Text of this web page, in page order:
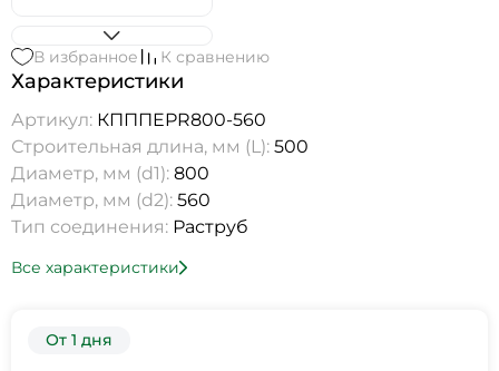
В избранное К сравнению
Характеристики
Артикул: КПППEPR800-560
Строительная длина, мм (L): 500
Диаметр, мм (d1): 800
Диаметр, мм (d2): 560
Тип соединения: Раструб
Все характеристики
От 1 дня